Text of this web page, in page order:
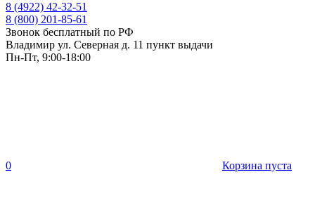
8 (4922) 42-32-51
8 (800) 201-85-61
Звонок бесплатный по РФ
Владимир ул. Северная д. 11 пункт выдачи
Пн-Пт, 9:00-18:00
0 Корзина пуста